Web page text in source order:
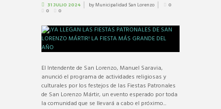
31 JULIO 2024 byMunicipalidad San Lorenzo
0
0
0
El Intendente de San Lorenzo, Manuel Saravia,
anunció el programa de actividades religiosas y
culturales por los festejos de las Fiestas Patronales
de San Lorenzo Mártir, un evento esperado por toda
la comunidad que se llevará a cabo el próximo...